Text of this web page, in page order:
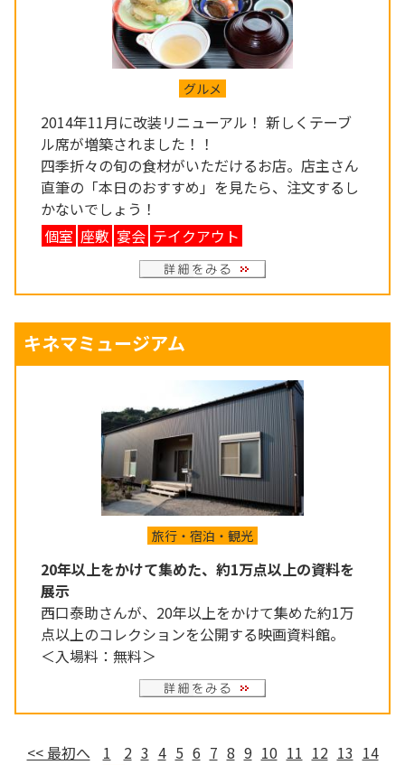
グルメ
2014年11月に改装リニューアル！ 新しくテーブ
ル席が増築されました！！
四季折々の旬の食材がいただけるお店。店主さん
直筆の「本日のおすすめ」を見たら、注文するし
かないでしょう！
個室 座敷 宴会 テイクアウト
キネマミュージアム
旅行・宿泊・観光
20年以上をかけて集めた、約1万点以上の資料を
展示
西口泰助さんが、20年以上をかけて集めた約1万
点以上のコレクションを公開する映画資料館。
＜入場料：無料＞
<< 最初へ 1 2 3 4 5 6 7 8 9 10 11 12 13 14